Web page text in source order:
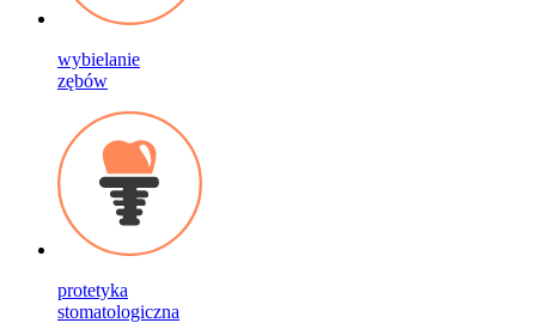
wybielanie
zębów
protetyka
stomatologiczna